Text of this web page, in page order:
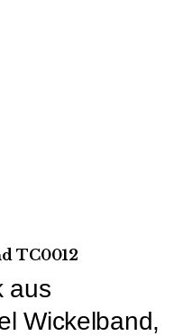
TC0012
aus
Wickelband,